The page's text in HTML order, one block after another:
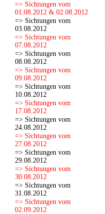
=> Sichtungen vom
01.08.2012 & 02.08.2012
=> Sichtungen vom
03.08.2012
=> Sichtungen vom
07.08.2012
=> Sichtungen vom
08.08.2012
=> Sichtungen vom
09.08.2012
=> Sichtungen vom
10.08.2012
=> Sichtungen vom
17.08.2012
=> Sichtungen vom
24.08.2012
=> Sichtungen vom
27.08.2012
=> Sichtungen vom
29.08.2012
=> Sichtungen vom
30.08.2012
=> Sichtungen vom
31.08.2012
=> Sichtungen vom
02.09.2012